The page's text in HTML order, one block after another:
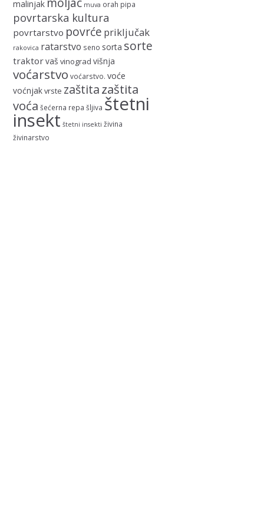
malinjak muva orah pipa
povrtarska kultura
povrtarstvo povrće priključak
rakovica ratarstvo seno sorta sorte
traktorvaš vinograd višnja
voćarstvo voćarstvo. voće
voćnjakvrste zaštitazaštita
voća šećerna repa šljiva štetni
insekt štetni insekti živina
živinarstvo